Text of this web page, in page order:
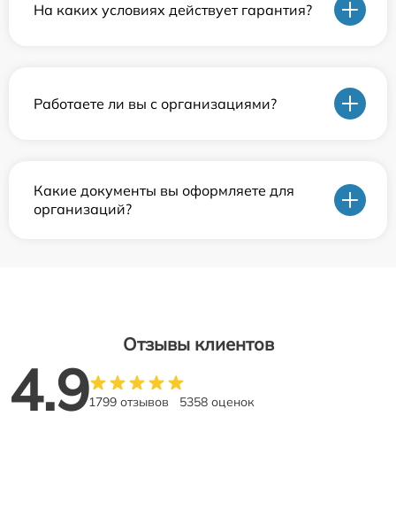
На каких условиях действует гарантия?
Работаете ли вы с организациями?
Какие документы вы оформляете для
организаций?
Отзывы клиентов
4.91799 отзывов 5358 оценок